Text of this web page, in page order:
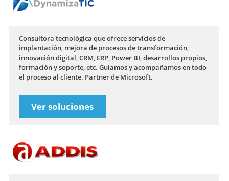
Consultora tecnológica que ofrece servicios de
implantación, mejora de procesos de transformación,
innovación digital, CRM, ERP, Power BI, desarrollos propios,
formación y soporte, etc. Guiamos y acompañamos en todo
el proceso al cliente. Partner de Microsoft.
Ver soluciones